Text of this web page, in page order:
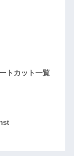
トカット一覧